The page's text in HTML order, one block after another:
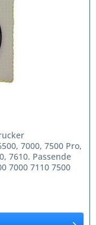
7000, 7500 Pro,
7610. Passende
7000 7110 7500